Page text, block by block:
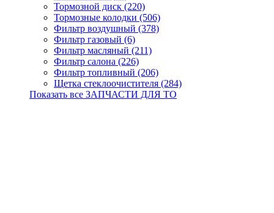
Тормозной диск (220)
Тормозные колодки (506)
Фильтр воздушный (378)
Фильтр газовый (6)
Фильтр масляный (211)
Фильтр салона (226)
Фильтр топливный (206)
Щетка стеклоочистителя (284)
Показать все ЗАПЧАСТИ ДЛЯ ТО